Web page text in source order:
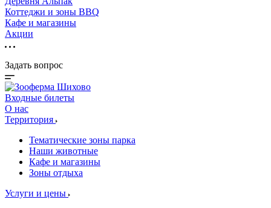
Коттеджи и зоны BBQ
Кафе и магазины
Акции
Задать вопрос
Входные билеты
О нас
Территория
Тематические зоны парка
Наши животные
Кафе и магазины
Зоны отдыха
Услуги и цены